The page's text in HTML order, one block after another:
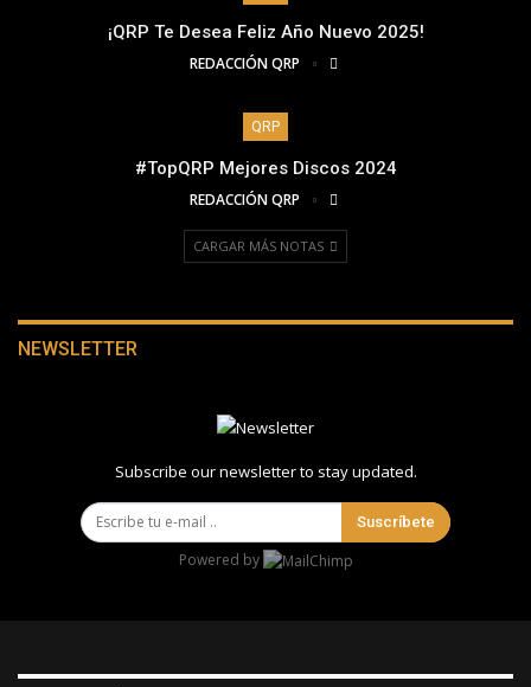
¡QRP Te Desea Feliz Año Nuevo 2025!
REDACCIÓN QRP
QRP
#TopQRP Mejores Discos 2024
REDACCIÓN QRP
CARGAR MÁS NOTAS
NEWSLETTER
Subscribe our newsletter to stay updated.
Suscríbete
Powered by